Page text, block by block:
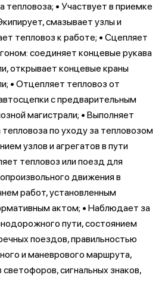
• Участвует в приемке
смазывает узлы и
тепловоз к работе; • Сцепляет
соединяет концевые рукава
открывает концевые краны
• Отцепляет тепловоз от
с предварительным
магистрали; • Выполняет
по уходу за тепловозом
узлов и агрегатов в пути
тепловоз или поезд для
движения в
работ, установленным
актом; • Наблюдает за
пути, состоянием
поездов, правильностью
и маневрового маршрута,
светофоров, сигнальных знаков,